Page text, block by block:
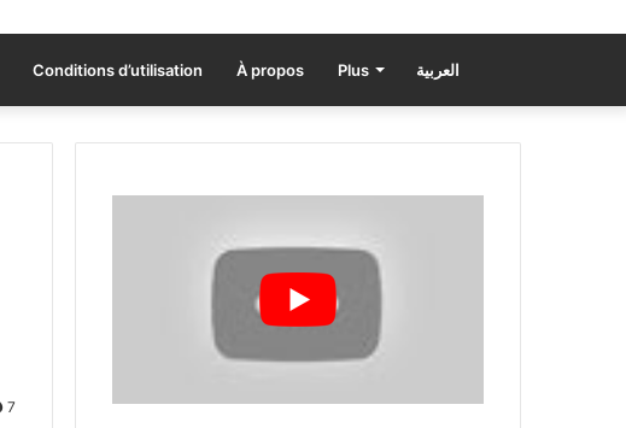
Conditions d’utilisation À propos Plus العربية
7